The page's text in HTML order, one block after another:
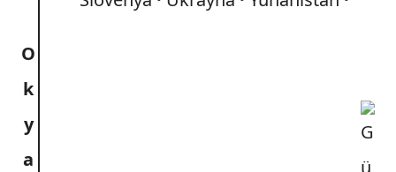
O
k
y
a